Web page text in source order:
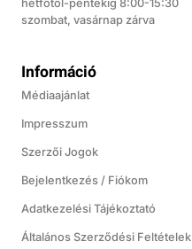
hétfőtől-péntekig 8:00-15:30
szombat, vasárnap zárva
Információ
Médiaajánlat
Impresszum
Szerzői Jogok
Bejelentkezés / Fiókom
Adatkezelési Tájékoztató
Általános Szerződési Feltételek